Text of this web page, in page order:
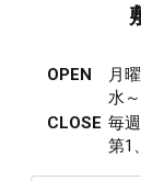
OPEN
月
水
CLOSE 毎
第1